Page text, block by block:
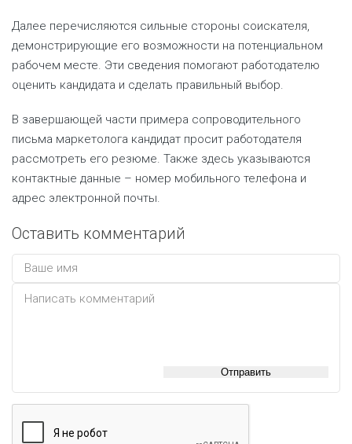
Далее перечисляются сильные стороны соискателя,
демонстрирующие его возможности на потенциальном
рабочем месте. Эти сведения помогают работодателю
оценить кандидата и сделать правильный выбор.
В завершающей части примера сопроводительного
письма маркетолога кандидат просит работодателя
рассмотреть его резюме. Также здесь указываются
контактные данные – номер мобильного телефона и
адрес электронной почты.
Оставить комментарий
Отправить